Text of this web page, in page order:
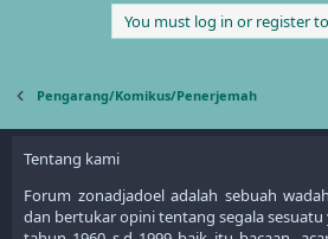
y
You must log in or register
Pengarang/Komikus/Penerjemah
Tentang kami
Forum zonadjadoel adalah sebuah
dan bertukar opini tentang segala